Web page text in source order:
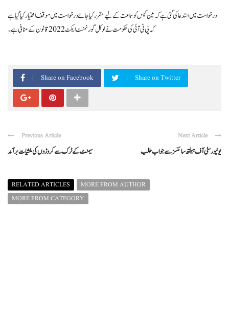
درخواست میں استدعا کی گئی ہے کہ مین کیس کو سماعت کے لیے مقرر کیا جائے درخواست میں موقف اختیار کیا گیا ہے
کہ پی ٹی آئی کی حکومت نے لوکل گورنمنٹ ایکٹ 2022 قانون کے منافی ہے ۔
Share on Facebook Share on Twitter
Previous Article
سیمنٹ کےٹرک سےکروڑوں کی منشیات برآمد
Next Article
یونیورسٹی آف ہیلتھ سائنسزسے جواب طلب
RELATED ARTICLES
MORE FROM AUTHOR
MORE FROM CATEGORY